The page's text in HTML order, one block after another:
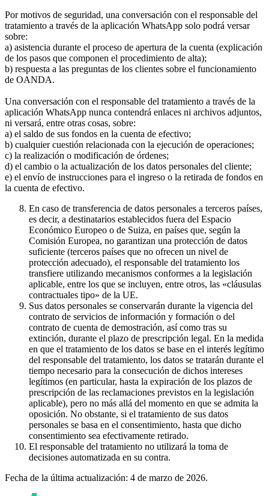
Por motivos de seguridad, una conversación con el responsable del
tratamiento a través de la aplicación WhatsApp solo podrá versar
sobre:
a) asistencia durante el proceso de apertura de la cuenta (explicación
de los pasos que componen el procedimiento de alta);
b) respuesta a las preguntas de los clientes sobre el funcionamiento
de OANDA.
Una conversación con el responsable del tratamiento a través de la
aplicación WhatsApp nunca contendrá enlaces ni archivos adjuntos,
ni versará, entre otras cosas, sobre:
a) el saldo de sus fondos en la cuenta de efectivo;
b) cualquier cuestión relacionada con la ejecución de operaciones;
c) la realización o modificación de órdenes;
d) el cambio o la actualización de los datos personales del cliente;
e) el envío de instrucciones para el ingreso o la retirada de fondos en
la cuenta de efectivo.
En caso de transferencia de datos personales a terceros países,
es decir, a destinatarios establecidos fuera del Espacio
Económico Europeo o de Suiza, en países que, según la
Comisión Europea, no garantizan una protección de datos
suficiente (terceros países que no ofrecen un nivel de
protección adecuado), el responsable del tratamiento los
transfiere utilizando mecanismos conformes a la legislación
aplicable, entre los que se incluyen, entre otros, las «cláusulas
contractuales tipo» de la UE.
Sus datos personales se conservarán durante la vigencia del
contrato de servicios de información y formación o del
contrato de cuenta de demostración, así como tras su
extinción, durante el plazo de prescripción legal. En la medida
en que el tratamiento de los datos se base en el interés legítimo
del responsable del tratamiento, los datos se tratarán durante el
tiempo necesario para la consecución de dichos intereses
legítimos (en particular, hasta la expiración de los plazos de
prescripción de las reclamaciones previstos en la legislación
aplicable), pero no más allá del momento en que se admita la
oposición. No obstante, si el tratamiento de sus datos
personales se basa en el consentimiento, hasta que dicho
consentimiento sea efectivamente retirado.
El responsable del tratamiento no utilizará la toma de
decisiones automatizada en su contra.
Fecha de la última actualización: 4 de marzo de 2026.